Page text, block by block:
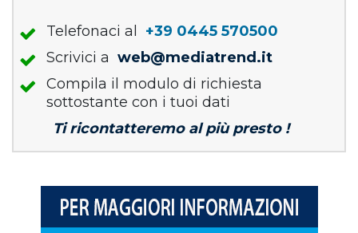
Telefonaci al
+39 0445 570500
Scrivici a web@mediatrend.it
Compila il modulo di richiesta
sottostante con i tuoi dati
Ti ricontatteremo al più presto !